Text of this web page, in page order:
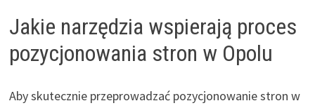
Jakie narzędzia wspierają proces
pozycjonowania stron w Opolu
Aby skutecznie przeprowadzać pozycjonowanie stron w